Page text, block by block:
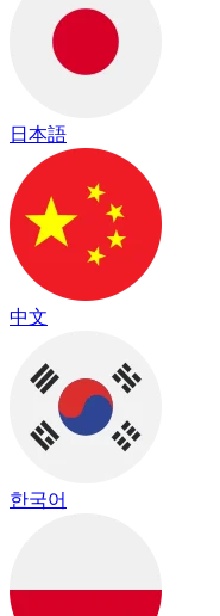
日本語
中文
한국어